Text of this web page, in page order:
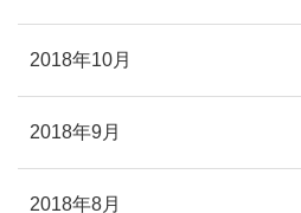
2018年10月
2018年9月
2018年8月